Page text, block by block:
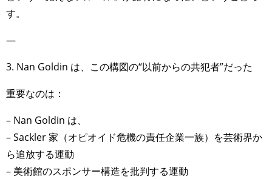
す。
—
3. Nan Goldin は、この構図の“以前からの共犯者”だった
重要なのは：
– Nan Goldin は、
– Sackler 家（オピオイド危機の責任企業一族）を芸術界か
ら追放する運動
– 美術館のスポンサー構造を批判する運動